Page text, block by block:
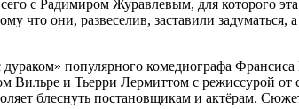
с Радимиром Журавлевым, для которого эта
они, развеселив, заставили задуматься,
популярного комедиографа Франсиса
и Тьерри Лермиттом с режиссурой от
блеснуть постановщикам и актёрам.